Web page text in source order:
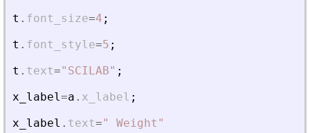
t . font_size=4 ;
t . font_style=5 ;
t . text=" SCILAB" ;
x_label=a . x_label ;
x_label . text=" Weight "